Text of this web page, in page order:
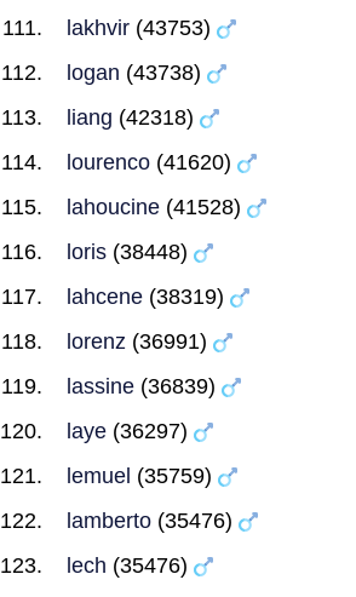
lakhvir (43753)
logan (43738)
liang (42318)
lourenco (41620)
lahoucine (41528)
loris (38448)
lahcene (38319)
lorenz (36991)
lassine (36839)
laye (36297)
lemuel (35759)
lamberto (35476)
lech (35476)